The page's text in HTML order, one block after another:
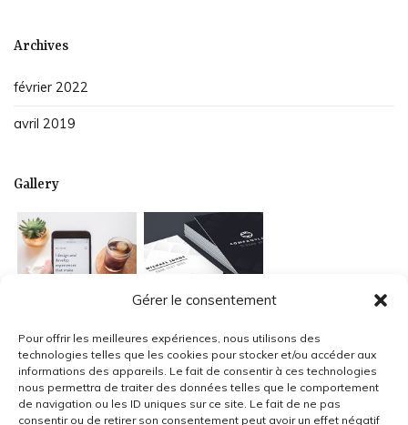
Gérer le consentement
Pour offrir les meilleures expériences, nous utilisons des
technologies telles que les cookies pour stocker et/ou accéder aux
informations des appareils. Le fait de consentir à ces technologies
nous permettra de traiter des données telles que le comportement
de navigation ou les ID uniques sur ce site. Le fait de ne pas
consentir ou de retirer son consentement peut avoir un effet négatif
Archives
février 2022
avril 2019
Gallery